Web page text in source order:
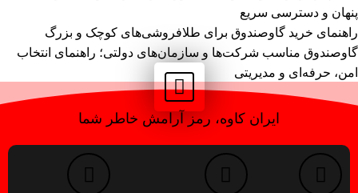
پنهان و دسترسی سریع
راهنمای خرید گاوصندوق برای طلافروشی‌های کوچک و بزرگ
گاوصندوق مناسب شرکت‌ها و سازمان‌های دولتی؛ راهنمای انتخاب
امن، حرفه‌ای و مدیریتی
ایران کاوه، رمز آرامش خاطر شما